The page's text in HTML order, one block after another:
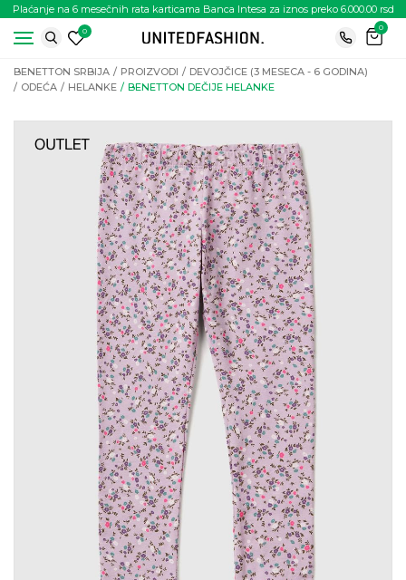
Plaćanje na 6 mesečnih rata karticama Banca Intesa za iznos preko 6.000.00 rsd
0
0
BENETTON SRBIJA PROIZVODI
DEVOJČICE (3 MESECA - 6 GODINA)
ODEĆA
HELANKE BENETTON DEČIJE HELANKE